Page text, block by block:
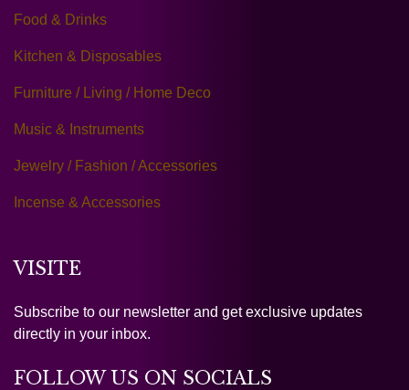
Food & Drinks
Kitchen & Disposables
Furniture / Living / Home Deco
Music & Instruments
Jewelry / Fashion / Accessories
Incense & Accessories
VISITE
Subscribe to our newsletter and get exclusive updates
directly in your inbox.
FOLLOW US ON SOCIALS